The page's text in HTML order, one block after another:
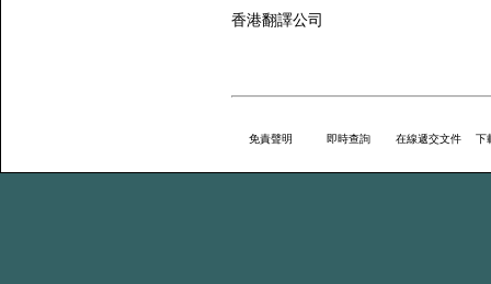
香港翻譯公司
免責聲明 即時查詢 在線遞交文件 下